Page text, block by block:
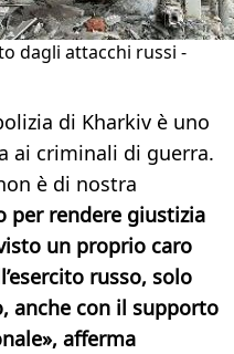
dagli attacchi russi -
di Kharkiv è uno
ai criminali di guerra.
è di nostra
per rendere giustizia
un proprio caro
russo, solo
anche con il supporto
afferma